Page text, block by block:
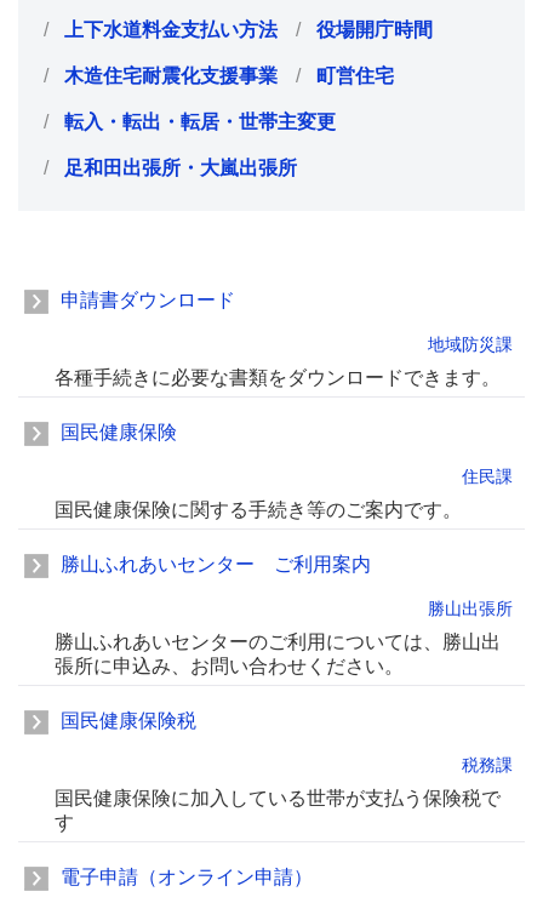
上下水道料金支払い方法 役場開庁時間
木造住宅耐震化支援事業 町営住宅
転入・転出・転居・世帯主変更
足和田出張所・大嵐出張所
申請書ダウンロード
地域防災課
各種手続きに必要な書類をダウンロードできます。
国民健康保険
住民課
国民健康保険に関する手続き等のご案内です。
勝山ふれあいセンター ご利用案内
勝山出張所
勝山ふれあいセンターのご利用については、勝山出
張所に申込み、お問い合わせください。
国民健康保険税
税務課
国民健康保険に加入している世帯が支払う保険税で
す
電子申請（オンライン申請）